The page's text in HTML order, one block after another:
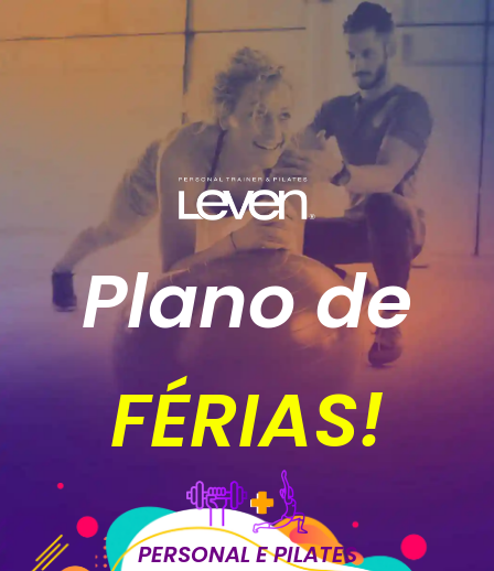
Plano de
FÉRIAS!
PERSONAL E PILATES